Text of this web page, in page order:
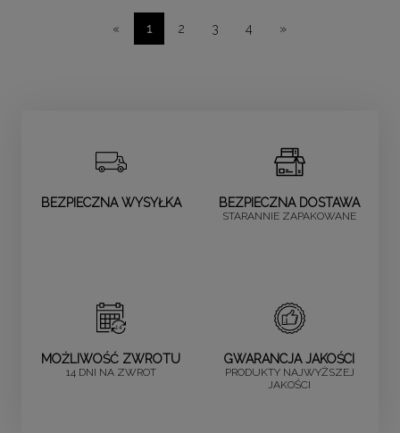
« 1 2 3 4 »
BEZPIECZNA WYSYŁKA BEZPIECZNA DOSTAWA
STARANNIE ZAPAKOWANE
MOŻLIWOŚĆ ZWROTU
14 DNI NA ZWROT
GWARANCJA JAKOŚCI
PRODUKTY NAJWYŻSZEJ
JAKOŚCI